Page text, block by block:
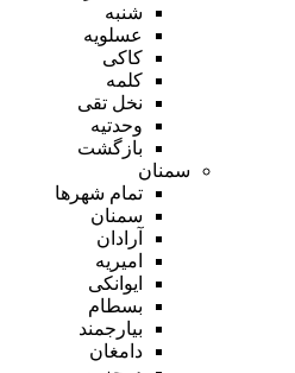
شنبه
عسلویه
کاکی
کلمه
نخل تقی
وحدتیه
بازگشت
سمنان
تمام شهر‌ها
سمنان
آرادان
امیریه
ایوانکی
بسطام
بیارجمند
دامغان